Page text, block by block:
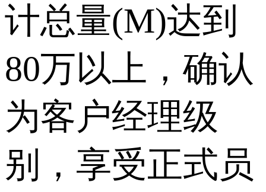
计总量(M)达到
80万以上，确认
为客户经理级
别，享受正式员